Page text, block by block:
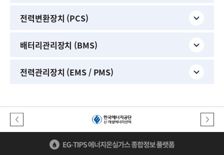
전력변환장치 (PCS)
배터리관리장치 (BMS)
전력관리장치 (EMS / PMS)